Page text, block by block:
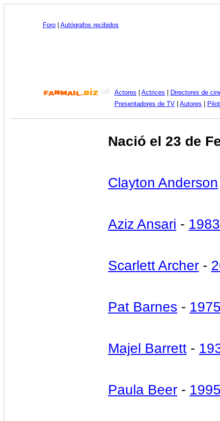
Foro Autógrafos recibidos
Actores Actrices
Directores de
Presentadores de TV
Autores
Nació el 23 de
Clayton Anderson
Aziz Ansari - 1983
Scarlett Archer -
Pat Barnes -
Majel Barrett -
Paula Beer -